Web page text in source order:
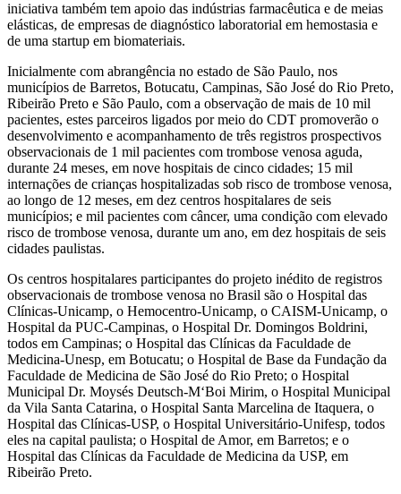
iniciativa também tem apoio das indústrias farmacêutica e de meias
elásticas, de empresas de diagnóstico laboratorial em hemostasia e
de uma startup em biomateriais.
Inicialmente com abrangência no estado de São Paulo, nos
municípios de Barretos, Botucatu, Campinas, São José do Rio Preto,
Ribeirão Preto e São Paulo, com a observação de mais de 10 mil
pacientes, estes parceiros ligados por meio do CDT promoverão o
desenvolvimento e acompanhamento de três registros prospectivos
observacionais de 1 mil pacientes com trombose venosa aguda,
durante 24 meses, em nove hospitais de cinco cidades; 15 mil
internações de crianças hospitalizadas sob risco de trombose venosa,
ao longo de 12 meses, em dez centros hospitalares de seis
municípios; e mil pacientes com câncer, uma condição com elevado
risco de trombose venosa, durante um ano, em dez hospitais de seis
cidades paulistas.
Os centros hospitalares participantes do projeto inédito de registros
observacionais de trombose venosa no Brasil são o Hospital das
Clínicas-Unicamp, o Hemocentro-Unicamp, o CAISM-Unicamp, o
Hospital da PUC-Campinas, o Hospital Dr. Domingos Boldrini,
todos em Campinas; o Hospital das Clínicas da Faculdade de
Medicina-Unesp, em Botucatu; o Hospital de Base da Fundação da
Faculdade de Medicina de São José do Rio Preto; o Hospital
Municipal Dr. Moysés Deutsch-M‘Boi Mirim, o Hospital Municipal
da Vila Santa Catarina, o Hospital Santa Marcelina de Itaquera, o
Hospital das Clínicas-USP, o Hospital Universitário-Unifesp, todos
eles na capital paulista; o Hospital de Amor, em Barretos; e o
Hospital das Clínicas da Faculdade de Medicina da USP, em
Ribeirão Preto.